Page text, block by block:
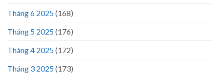
Tháng 6 2025(168)
Tháng 5 2025(176)
Tháng 4 2025(172)
Tháng 3 2025(173)